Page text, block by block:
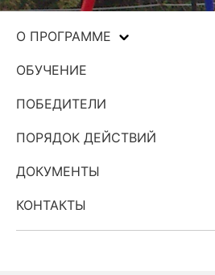
О ПРОГРАММЕ
ОБУЧЕНИЕ
ПОБЕДИТЕЛИ
ПОРЯДОК ДЕЙСТВИЙ
ДОКУМЕНТЫ
КОНТАКТЫ